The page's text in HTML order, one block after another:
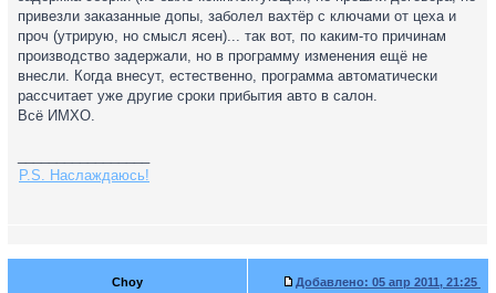
привезли заказанные допы, заболел вахтёр с ключами от цеха и
проч (утрирую, но смысл ясен)... так вот, по каким-то причинам
производство задержали, но в программу изменения ещё не
внесли. Когда внесут, естественно, программа автоматически
рассчитает уже другие сроки прибытия авто в салон.
Всё ИМХО.
P.S. Наслаждаюсь!
Choy Добавлено: 05 апр 2011, 21:25